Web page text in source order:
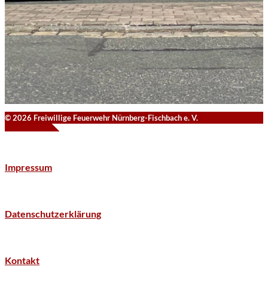
© 2026 Freiwillige Feuerwehr Nürnberg-Fischbach e. V.
Impressum
Datenschutzerklärung
Kontakt